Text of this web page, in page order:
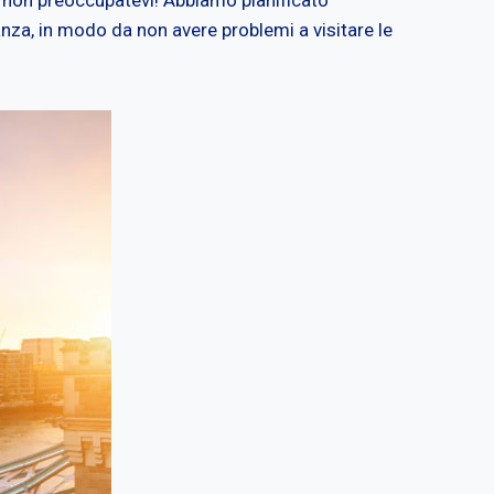
in modo da non avere problemi a visitare le